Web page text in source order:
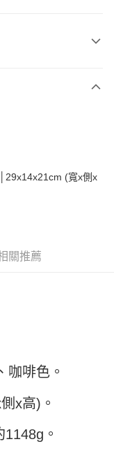
至「AFTEE先享後付」
品重量在9~9.5
商品重量在9~
(寬x側x
關推薦
啡色。
x高)。
。